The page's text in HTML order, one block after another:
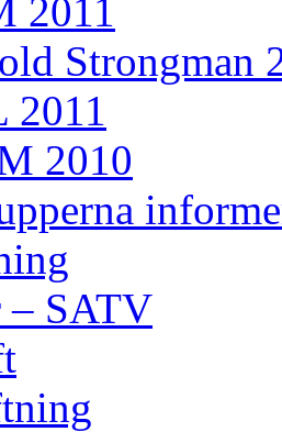
2011
Strongman
2011
2010
– SATV